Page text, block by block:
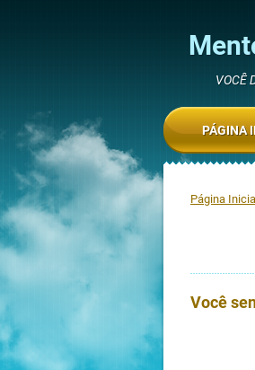
VOCÊ
Página Inicial
Você
PÁGINA